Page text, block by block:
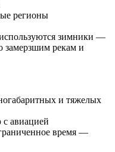
регионы
зимники —
замерзшим рекам и
и тяжелых
авиацией
время —